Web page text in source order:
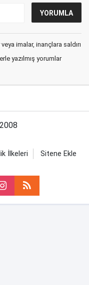
imalar, inançlara saldırı
yazılmış yorumlar
İlkeleri Sitene Ekle